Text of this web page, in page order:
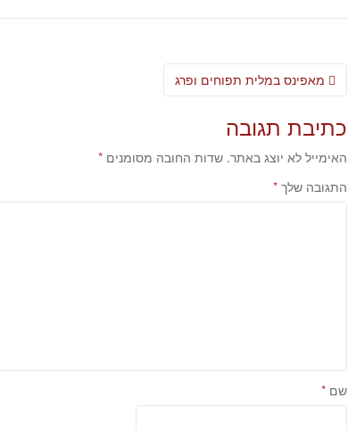
כתיבת תגובה
האימייל לא יוצג באתר. שדות החובה מסומנים *
התגובה שלך *
שם *